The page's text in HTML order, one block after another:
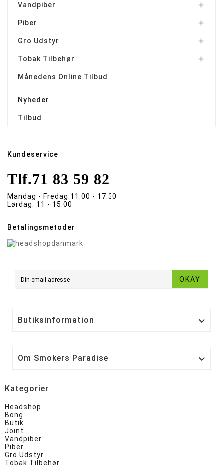
Vandpiber 
Piber 
Gro Udstyr 
Tobak Tilbehør 
Månedens Online Tilbud
Nyheder
Tilbud
Kundeservice
Tlf.71 83 59 82
Mandag - Fredag:11.00 - 17.30
Lørdag: 11 - 15.00
Betalingsmetoder
OKAY
Butiksinformation 
Om Smokers Paradise 
Kategorier
Headshop
Bong
Butik
Joint
Vandpiber
Piber
Gro Udstyr
Tobak Tilbehør